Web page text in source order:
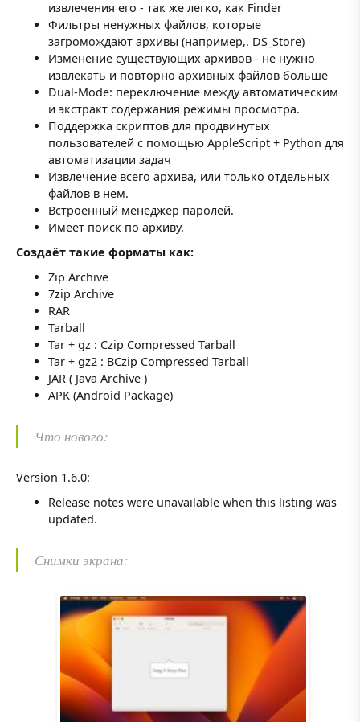
извлечения его - так же легко, как Finder
Фильтры ненужных файлов, которые
загромождают архивы (например,. DS_Store)
Изменение существующих архивов - не нужно
извлекать и повторно архивных файлов больше
Dual-Mode: переключение между автоматическим
и экстракт содержания режимы просмотра.
Поддержка скриптов для продвинутых
пользователей с помощью AppleScript + Python для
автоматизации задач
Извлечение всего архива, или только отдельных
файлов в нем.
Встроенный менеджер паролей.
Имеет поиск по архиву.
Создаёт такие форматы как:
Zip Archive
7zip Archive
RAR
Tarball
Tar + gz : Czip Compressed Tarball
Tar + gz2 : BCzip Compressed Tarball
JAR ( Java Archive )
APK (Android Package)
Что нового:
Version 1.6.0:
Release notes were unavailable when this listing was
updated.
Снимки экрана: